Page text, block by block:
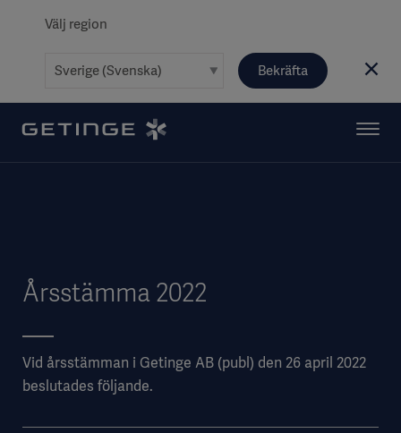
Välj region
Bekräfta
Årsstämma 2022
Vid årsstämman i Getinge AB (publ) den 26 april 2022
beslutades följande.